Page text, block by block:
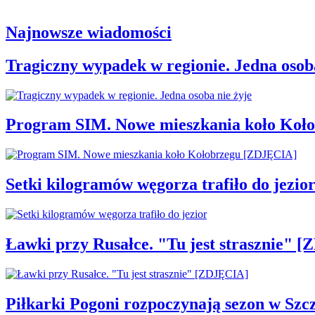
Najnowsze wiadomości
Tragiczny wypadek w regionie. Jedna
Program SIM. Nowe mieszkania koło
Setki kilogramów węgorza trafiło do jezior
Ławki przy Rusałce. "Tu jest strasznie"
Piłkarki Pogoni rozpoczynają sezon w